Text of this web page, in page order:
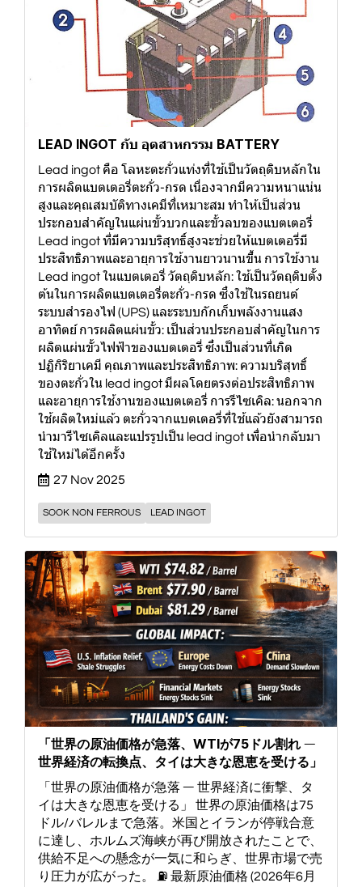
LEAD INGOT กับ อุตสาหกรรม BATTERY
Lead ingot คือ โลหะตะกั่วแท่งที่ใช้เป็นวัตถุดิบหลักใน
การผลิตแบตเตอรี่ตะกั่ว-กรด เนื่องจากมีความหนาแน่น
สูงและคุณสมบัติทางเคมีที่เหมาะสม ทำให้เป็นส่วน
ประกอบสำคัญในแผ่นขั้วบวกและขั้วลบของแบตเตอรี่
Lead ingot ที่มีความบริสุทธิ์สูงจะช่วยให้แบตเตอรี่มี
ประสิทธิภาพและอายุการใช้งานยาวนานขึ้น การใช้งาน
Lead ingot ในแบตเตอรี่ วัตถุดิบหลัก: ใช้เป็นวัตถุดิบตั้ง
ต้นในการผลิตแบตเตอรี่ตะกั่ว-กรด ซึ่งใช้ในรถยนต์
ระบบสำรองไฟ (UPS) และระบบกักเก็บพลังงานแสง
อาทิตย์ การผลิตแผ่นขั้ว: เป็นส่วนประกอบสำคัญในการ
ผลิตแผ่นขั้วไฟฟ้าของแบตเตอรี่ ซึ่งเป็นส่วนที่เกิด
ปฏิกิริยาเคมี คุณภาพและประสิทธิภาพ: ความบริสุทธิ์
ของตะกั่วใน lead ingot มีผลโดยตรงต่อประสิทธิภาพ
และอายุการใช้งานของแบตเตอรี่ การรีไซเคิล: นอกจาก
ใช้ผลิตใหม่แล้ว ตะกั่วจากแบตเตอรี่ที่ใช้แล้วยังสามารถ
นำมารีไซเคิลและแปรรูปเป็น lead ingot เพื่อนำกลับมา
ใช้ใหม่ได้อีกครั้ง
27 Nov 2025
SOOK NON FERROUS LEAD INGOT
「世界の原油価格が急落、WTIが75ドル割れ ―
世界経済の転換点、タイは大きな恩恵を受ける」
「世界の原油価格が急落 ― 世界経済に衝撃、タ
イは大きな恩恵を受ける」 世界の原油価格は75
ドル/バレルまで急落。米国とイランが停戦合意
に達し、ホルムズ海峡が再び開放されたことで、
供給不足への懸念が一気に和らぎ、世界市場で売
り圧力が広がった。 ⛽ 最新原油価格 (2026年6月